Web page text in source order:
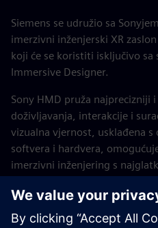
Siemens se udružio sa
imerzivni inženjerski XR
koji će se koristiti isključivo
Immersive Designer.
Sony HMD pruža najprecizniji
doživljavanja, interakcije i
vizualna vjernost, usklađena
softvera i hardvera,
imerzivni inženjering s
Siemens Xcelerator, Sony